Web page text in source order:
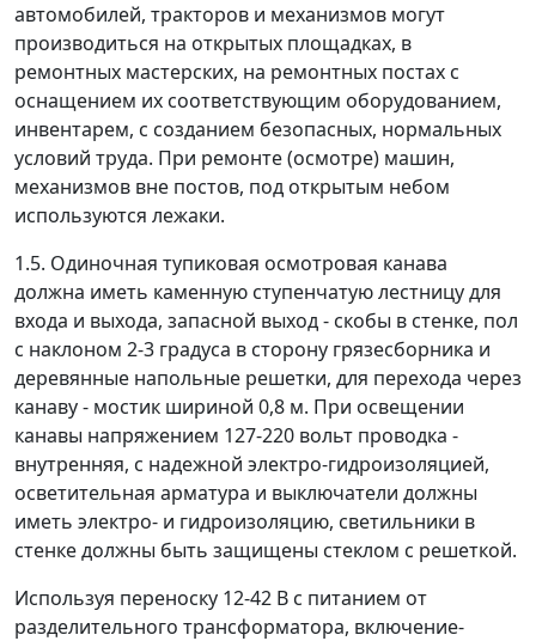
автомобилей, тракторов и механизмов могут
производиться на открытых площадках, в
ремонтных мастерских, на ремонтных постах с
оснащением их соответствующим оборудованием,
инвентарем, с созданием безопасных, нормальных
условий труда. При ремонте (осмотре) машин,
механизмов вне постов, под открытым небом
используются лежаки.
1.5. Одиночная тупиковая осмотровая канава
должна иметь каменную ступенчатую лестницу для
входа и выхода, запасной выход - скобы в стенке, пол
с наклоном 2-3 градуса в сторону грязесборника и
деревянные напольные решетки, для перехода через
канаву - мостик шириной 0,8 м. При освещении
канавы напряжением 127-220 вольт проводка -
внутренняя, с надежной электро-гидроизоляцией,
осветительная арматура и выключатели должны
иметь электро- и гидроизоляцию, светильники в
стенке должны быть защищены стеклом с решеткой.
Используя переноску 12-42 В с питанием от
разделительного трансформатора, включение-